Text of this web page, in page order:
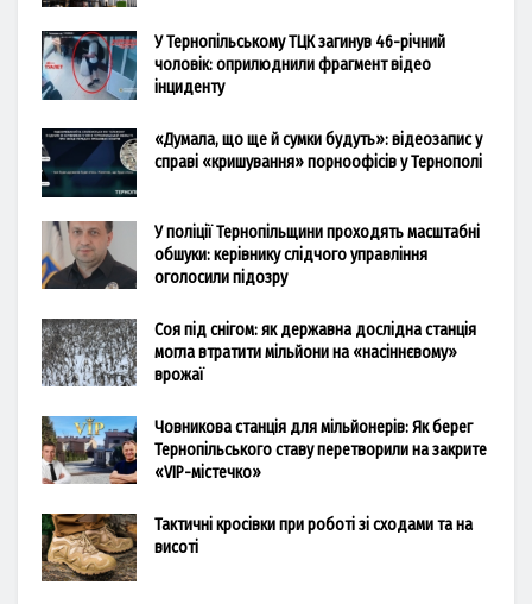
У Тернопільському ТЦК загинув 46-річний
чоловік: оприлюднили фрагмент відео
інциденту
«Думала, що ще й сумки будуть»: відеозапис у
справі «кришування» порноофісів у Тернополі
У поліції Тернопільщини проходять масштабні
обшуки: керівнику слідчого управління
оголосили підозру
Соя під снігом: як державна дослідна станція
могла втратити мільйони на «насіннєвому»
врожаї
Човникова станція для мільйонерів: Як берег
Тернопільського ставу перетворили на закрите
«VIP-містечко»
Тактичні кросівки при роботі зі сходами та на
висоті